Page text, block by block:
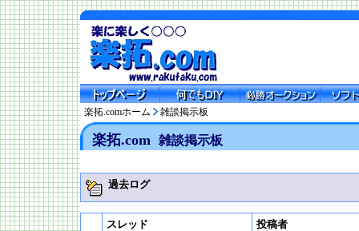
楽拓.comホーム 雑談掲示板
楽拓.com 雑談掲示板
過去ログ
スレッド
投稿者